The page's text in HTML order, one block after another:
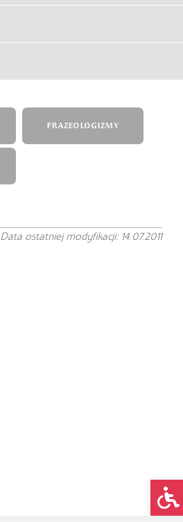
FRAZEOLOGIZMY
Data ostatniej modyfikacji: 14.07.2011